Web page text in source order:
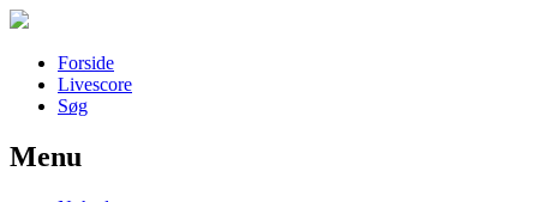
Forside
Livescore
Søg
Наши партнеры
Menu